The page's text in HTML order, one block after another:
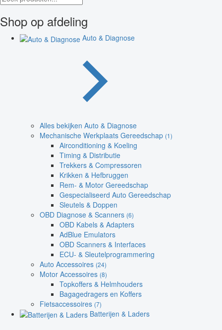
Shop op afdeling
Auto & Diagnose
Alles bekijken Auto & Diagnose
Mechanische Werkplaats Gereedschap (1)
Airconditioning & Koeling
Timing & Distributie
Trekkers & Compressoren
Krikken & Hefbruggen
Rem- & Motor Gereedschap
Gespecialiseerd Auto Gereedschap
Sleutels & Doppen
OBD Diagnose & Scanners (6)
OBD Kabels & Adapters
AdBlue Emulators
OBD Scanners & Interfaces
ECU- & Sleutelprogrammering
Auto Accessoires (24)
Motor Accessoires (8)
Topkoffers & Helmhouders
Bagagedragers en Koffers
Fietsaccessoires (7)
Batterijen & Laders